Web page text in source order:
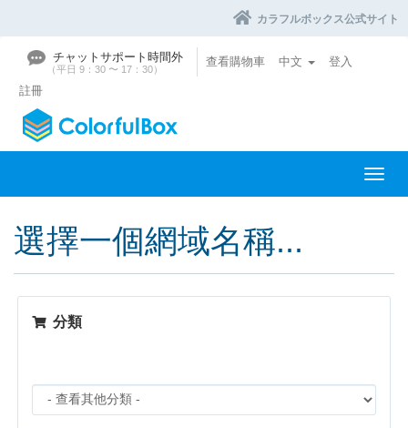
カラフルボックス公式サイト
チャットサポート時間外
（平日 9：30 〜 17：30）
查看購物車 中文 登入
註冊
切
換
選擇一個網域名稱...
分類